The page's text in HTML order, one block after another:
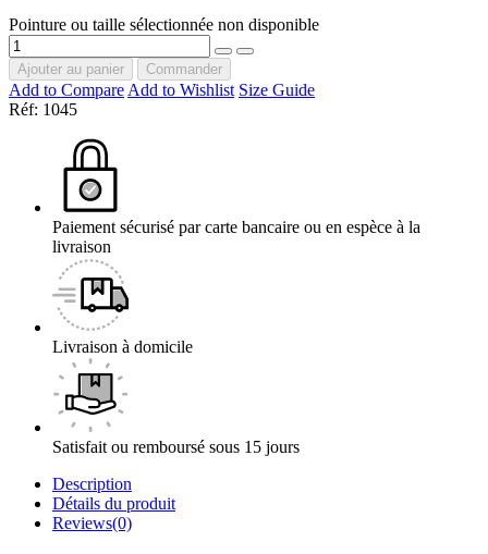
Pointure ou taille sélectionnée non disponible
Ajouter au panier Commander
Add to CompareAdd to Wishlist Size Guide
Réf: 1045
Paiement sécurisé par carte bancaire ou en espèce à la
livraison
Livraison à domicile
Satisfait ou remboursé sous 15 jours
Description
Détails du produit
Reviews(0)